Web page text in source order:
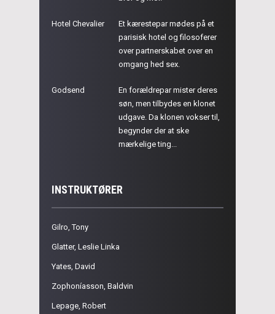
Hotel Chevalier
Et kærestepar mødes på et
parisisk hotel og filosoferer
over partnerskabet over en
omgang hed sex.
Godsend
En forældrepar mister deres
søn, men tilbydes en klonet
udgave. Da klonen vokser til,
begynder der at ske
mærkelige ting...
INSTRUKTØRER
Gilro, Tony
Glatter, Leslie Linka
Yates, David
Zophoníasson, Baldvin
Lepage, Robert